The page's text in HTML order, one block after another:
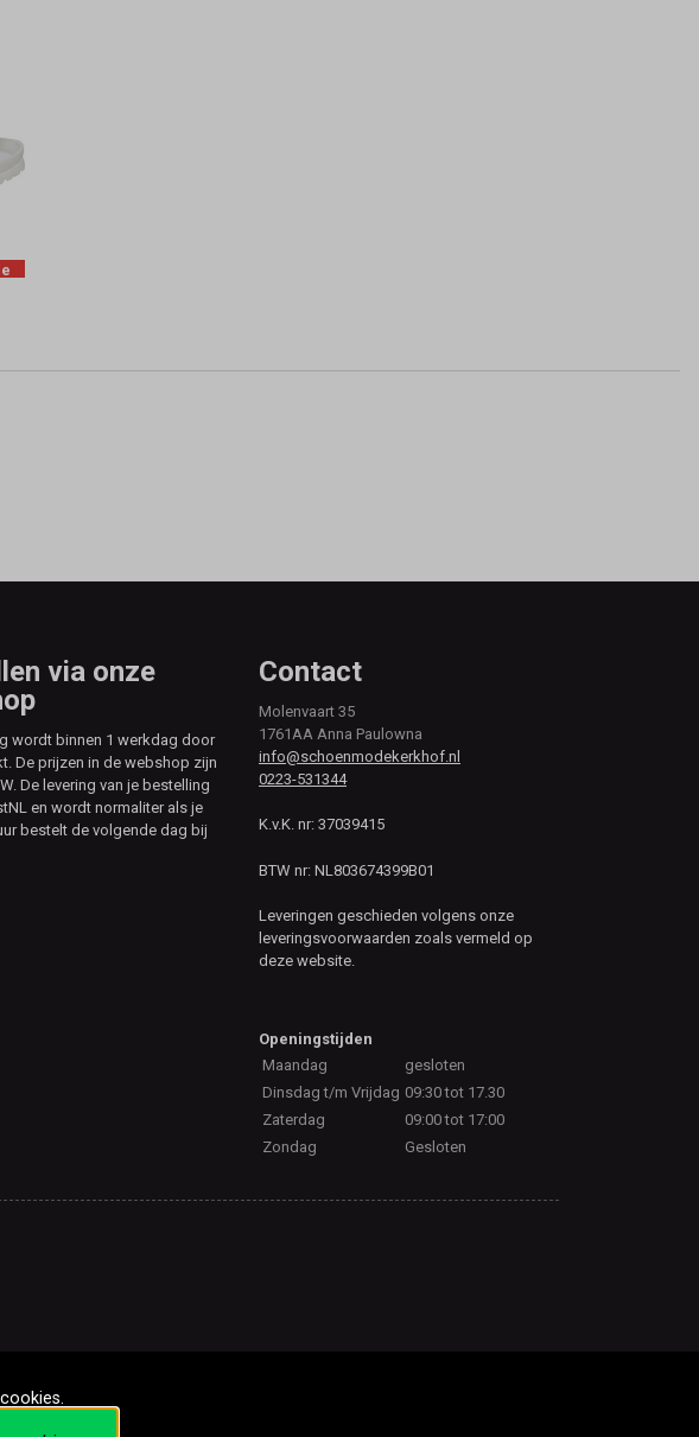
via onze
wordt binnen 1 werkdag door
De prijzen in de webshop zijn
De levering van je bestelling
en wordt normaliter als je
bestelt de volgende dag bij
Contact
Molenvaart 35
1761AA Anna Paulowna
info@schoenmodekerkhof.nl
0223-531344
K.v.K. nr: 37039415
BTW nr: NL803674399B01
Leveringen geschieden volgens onze
leveringsvoorwaarden zoals vermeld op
deze website.
Openingstijden
Maandag
gesloten
Dinsdag t/m Vrijdag 09:30 tot 17.30
Zaterdag
09:00 tot 17:00
Zondag
Gesloten